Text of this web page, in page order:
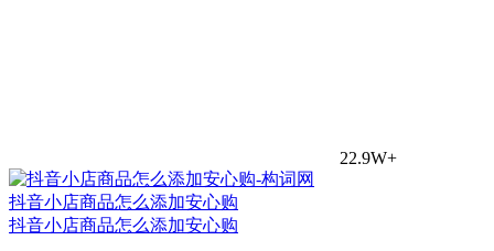
22.9W+
抖音小店商品怎么添加安心购
抖音小店商品怎么添加安心购